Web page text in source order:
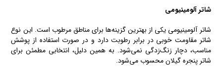
شاتر آلومینیومی
شاتر آلومینیومی یکی از بهترین گزینه‌ها برای مناطق مرطوب است. این نوع
شاتر مقاومت خوبی در برابر رطوبت دارد و در صورت استفاده از پوشش
مناسب، دچار زنگ‌زدگی نمی‌شود. به همین دلیل، انتخابی مطمئن برای
شاتر پنجره گیلان محسوب می‌شود.